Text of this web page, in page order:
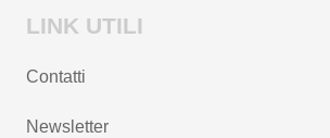
LINK UTILI
Contatti
Newsletter